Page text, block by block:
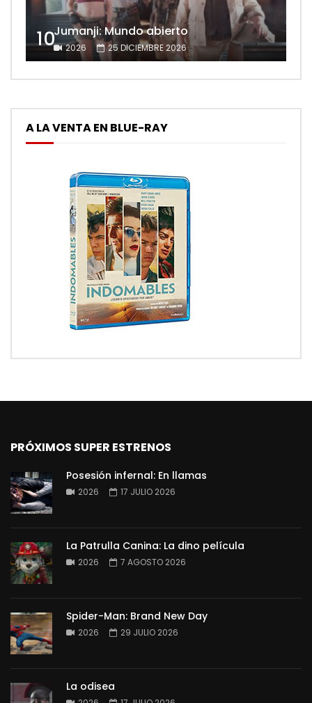
10Jumanji: Mundo abierto
2026 25 DICIEMBRE 2026
A LA VENTA EN BLUE-RAY
PRÓXIMOS SUPER ESTRENOS
Posesión infernal: En llamas
2026 17 JULIO 2026
La Patrulla Canina: La dino película
2026 7 AGOSTO 2026
Spider-Man: Brand New Day
2026 29 JULIO 2026
La odisea